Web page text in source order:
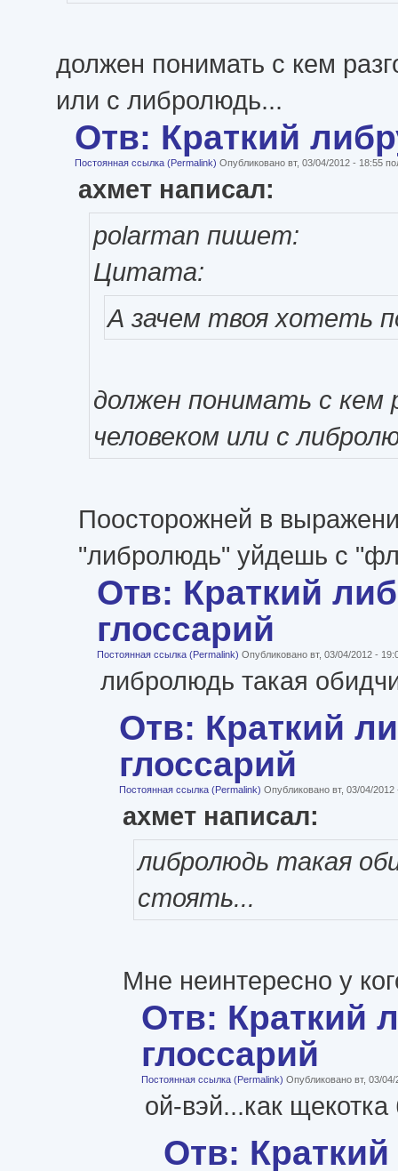
должен понимать с кем
или с либролюдь...
Отв: Краткий
Постоянная ссылка (Permalink) Опубликовано вт, 03/04/2012 - 18:55
ахмет написал:
polarman пишет:
Цитата:
А зачем твоя хотеть
должен понимать с кем
человеком или с
Поосторожней в
"либролюдь" уйдешь с
Отв: Краткий
глоссарий
Постоянная ссылка (Permalink) Опубликовано вт, 03/04/2012 -
либролюдь такая
Отв: Краткий
глоссарий
Постоянная ссылка (Permalink) Опубликовано вт, 03/04/
ахмет написал:
либролюдь такая
стоять...
Мне неинтересно у
Отв: Краткий
глоссарий
Постоянная ссылка (Permalink) Опубликовано вт, 03/
ой-вэй...как
Отв: